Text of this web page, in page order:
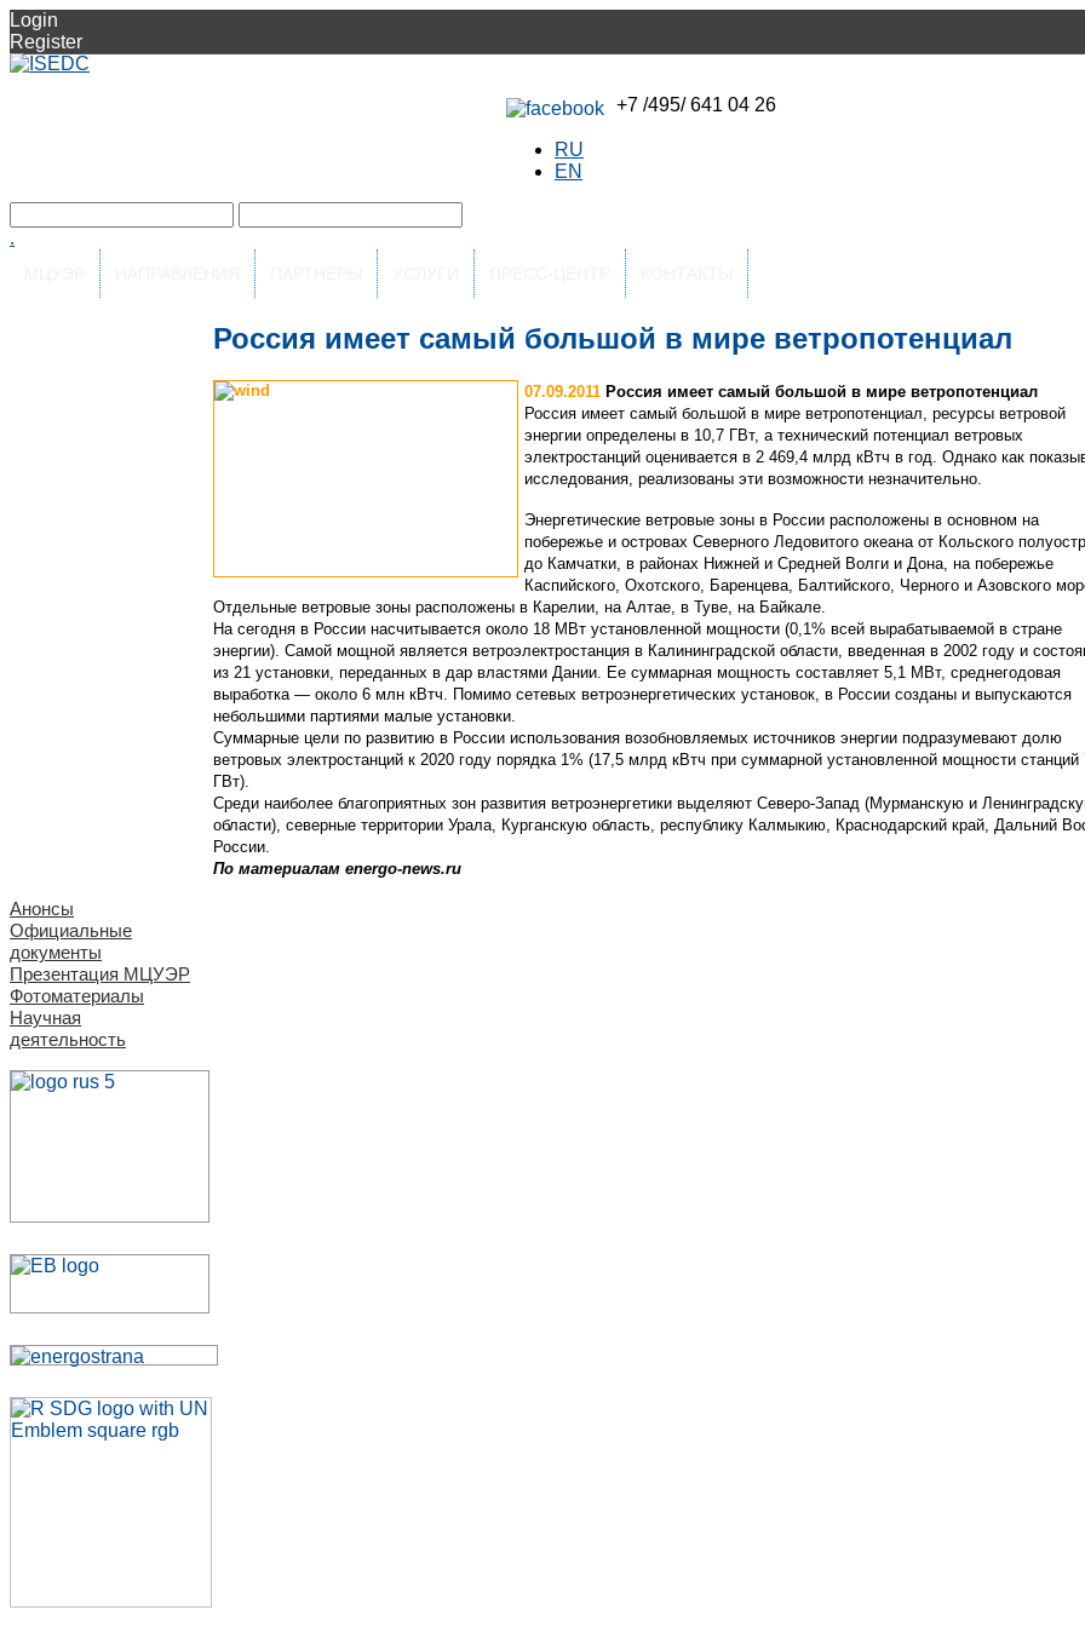
Login
Register
+7 /495/ 641 04 26
RU
EN
.
Россия имеет самый большой в мире ветропотенциал
07.09.2011 Россия имеет самый большой в мире ветропотенциал
Россия имеет самый большой в мире ветропотенциал, ресурсы ветровой
энергии определены в 10,7 ГВт, а технический потенциал ветровых
электростанций оценивается в 2 469,4 млрд кВтч в год. Однако как
исследования, реализованы эти возможности незначительно.
Энергетические ветровые зоны в России расположены в основном на
побережье и островах Северного Ледовитого океана от Кольского
до Камчатки, в районах Нижней и Средней Волги и Дона, на побережье
Каспийского, Охотского, Баренцева, Балтийского, Черного и Азовского
Отдельные ветровые зоны расположены в Карелии, на Алтае, в Туве, на Байкале.
На сегодня в России насчитывается около 18 МВт установленной мощности (0,1% всей вырабатываемой в стране
энергии). Самой мощной является ветроэлектростанция в Калининградской области, введенная в 2002 году и
из 21 установки, переданных в дар властями Дании. Ее суммарная мощность составляет 5,1 МВт, среднегодовая
выработка — около 6 млн кВтч. Помимо сетевых ветроэнергетических установок, в России созданы и выпускаются
небольшими партиями малые установки.
Суммарные цели по развитию в России использования возобновляемых источников энергии подразумевают долю
ветровых электростанций к 2020 году порядка 1% (17,5 млрд кВтч при суммарной установленной мощности станций
ГВт).
Среди наиболее благоприятных зон развития ветроэнергетики выделяют Северо-Запад (Мурманскую и
области), северные территории Урала, Курганскую область, республику Калмыкию, Краснодарский край, Дальний
России.
По материалам energo-news.ru
Анонсы
Официальные
документы
Презентация МЦУЭР
Фотоматериалы
Научная
деятельность